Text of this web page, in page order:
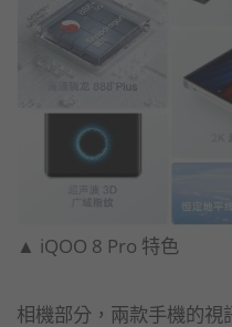
▲ iQOO 8 Pro​ 特色
相機部分，兩款手機的視